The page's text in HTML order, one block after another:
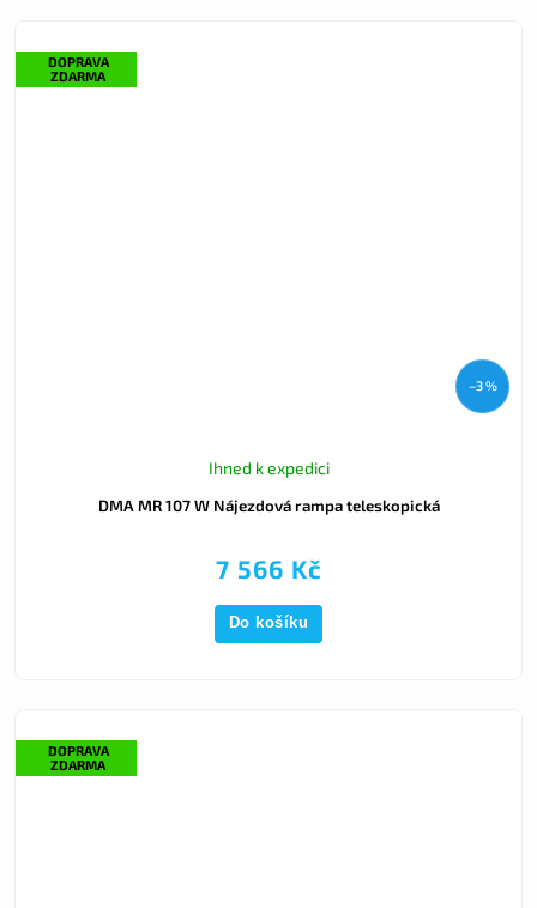
DOPRAVA
ZDARMA
–3 %
DMA MR 107 W Nájezdová rampa teleskopická
Ihned k expedici
7 566 Kč
Do košíku
DOPRAVA
ZDARMA